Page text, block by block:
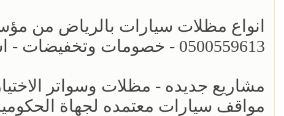
انواع مظلات سيارات بالرياض من
0500559613 - خصومات وتخفيضات - اشكال برجولات للحدائق حديثه - سواتر الرياض
مواقف سيارات معتمده لجهاة